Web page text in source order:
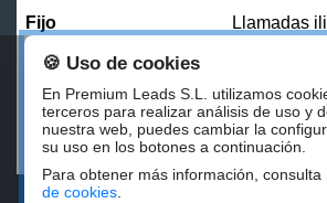
Llamadas
CONTRATAR
🍪 Uso de cookies
En Premium Leads S.L. utilizamos
terceros para realizar análisis de uso y
nuestra web, puedes cambiar la
su uso en los botones a continuación.
Para obtener más información, consulta
de cookies